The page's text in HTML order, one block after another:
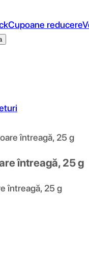
Cupoane reducere
întreagă, 25 g
întreagă, 25 g